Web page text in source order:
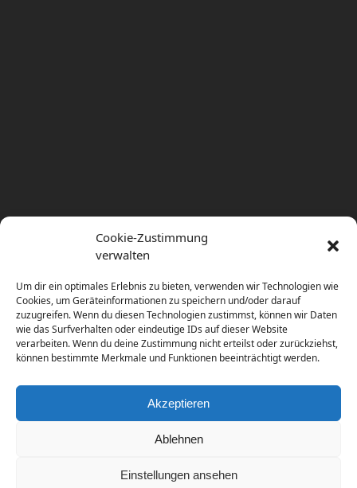
Cookie-Zustimmung
verwalten
Um dir ein optimales Erlebnis zu bieten, verwenden wir Technologien wie
Cookies, um Geräteinformationen zu speichern und/oder darauf
zuzugreifen. Wenn du diesen Technologien zustimmst, können wir Daten
wie das Surfverhalten oder eindeutige IDs auf dieser Website
verarbeiten. Wenn du deine Zustimmung nicht erteilst oder zurückziehst,
können bestimmte Merkmale und Funktionen beeinträchtigt werden.
Akzeptieren
Ablehnen
Einstellungen ansehen